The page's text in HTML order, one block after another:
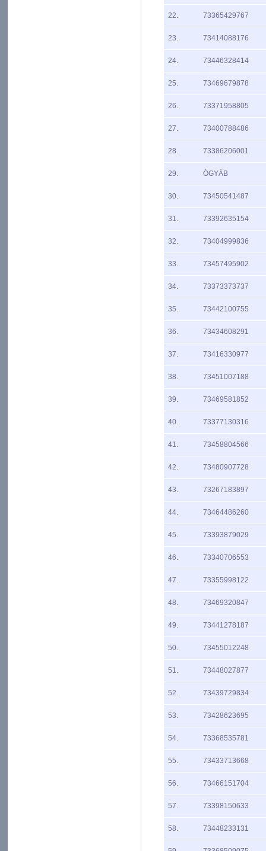
22. 73365429767
23. 73414088176
24. 73446328414
25. 73469679878
26. 73371958805
27. 73400788486
28. 73386206001
29. ÓGYÁB
30. 73450541487
31. 73392635154
32. 73404999836
33. 73457495902
34. 73373373737
35. 73442100755
36. 73434608291
37. 73416330977
38. 73451007188
39. 73469581852
40. 73377130316
41. 73458804566
42. 73480907728
43. 73267183897
44. 73464486260
45. 73393879029
46. 73340706553
47. 73355998122
48. 73469320847
49. 73441278187
50. 73455012248
51. 73448027877
52. 73439729834
53. 73428623695
54. 73368535781
55. 73433713668
56. 73466151704
57. 73398150633
58. 73448233131